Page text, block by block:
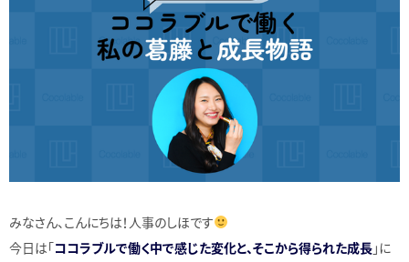
みなさん、こんにちは！人事のしほです
今日は「ココラブルで働く中で感じた変化と、そこから得られた成長」に